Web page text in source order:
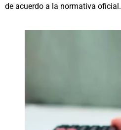
de acuerdo a la normativa oficial.